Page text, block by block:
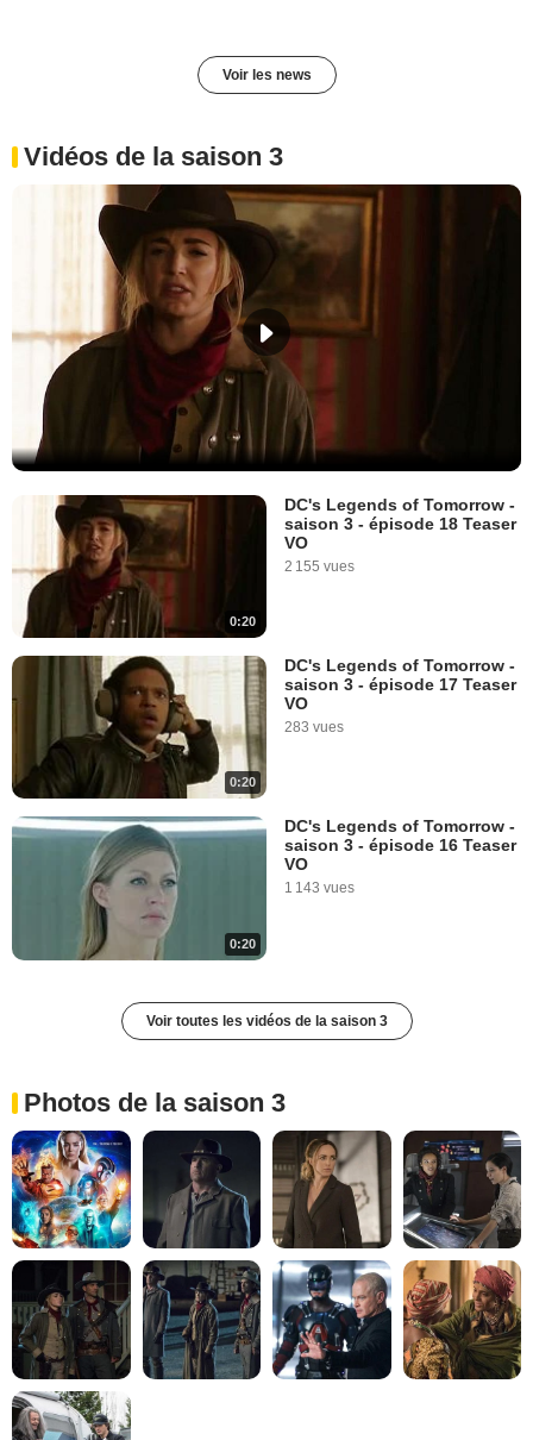
Voir les news
Vidéos de la saison 3
0:20
DC's Legends of Tomorrow -
saison 3 - épisode 18 Teaser
VO
2 155 vues
0:20
DC's Legends of Tomorrow -
saison 3 - épisode 17 Teaser
VO
283 vues
0:20
DC's Legends of Tomorrow -
saison 3 - épisode 16 Teaser
VO
1 143 vues
Voir toutes les vidéos de la saison 3
Photos de la saison 3